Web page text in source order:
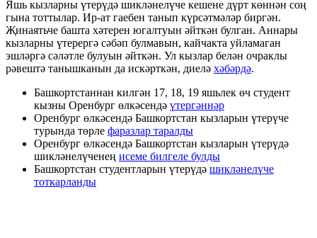
Яшь кызларны үтерүдә шикләнелүче кешене дүрт көннән соң
гына тоттылар. Ир-ат гаебен танып күрсәтмәләр биргән.
Җинаятьче башта хәтерен югалтуын әйткән булган. Аннары
кызларны үтерергә сәбәп булмавын, кайчакта уйламаган
эшләргә сәләтле булуын әйткән. Ул кызлар белән очраклы
рәвештә танышканын да искәрткән, диелә хәбәрдә.
Башкортстаннан килгән 17, 18, 19 яшьлек өч студент
кызны Оренбург өлкәсендә үтергәннәр
Оренбург өлкәсендә Башкортстан кызларын үтерүче
турында төрле фаразлар таралды
Оренбург өлкәсендә Башкортстан кызларын үтерүдә
шикләнелүченең исеме билгеле булды
Башкортстан студентларын үтерүдә шикләнелүче
тоткарланды